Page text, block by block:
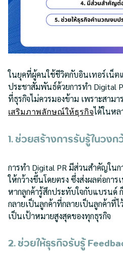
ในยุคที่ผู้คนใช้ชีวิตกับอินเทอร์เน็ต
ประชาสัมพันธ์ด้วยการทำ Digital
ที่ธุรกิจไม่ควรมองข้าม เพราะสามา
เสริมภาพลักษณ์ให้ธุรกิจได้ในห
1. ช่วยสร้างการรับรู้ในวงก
การทำ Digital PR มีส่วนสำคัญใน
ให้กว้างขึ้นโดยตรง ซึ่งส่งผลต่อกา
หากลูกค้ารู้สึกประทับใจกับแบรนด์
กลายเป็นลูกค้าที่กลายเป็นลูกค้าที่
เป็นเป้าหมายสูงสุดของทุกธุรกิจ
2. ช่วยให้ธุรกิจรับรู้